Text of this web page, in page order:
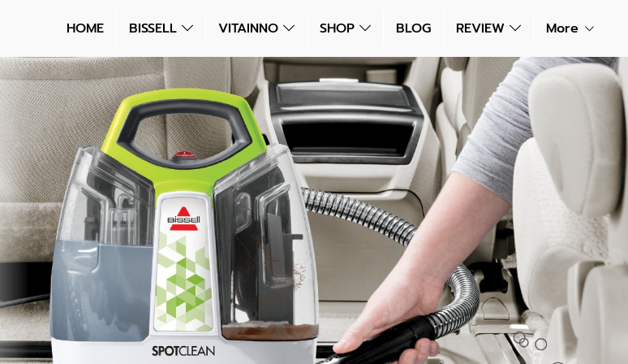
HOME BISSELL VITAINNO SHOP BLOG REVIEW More